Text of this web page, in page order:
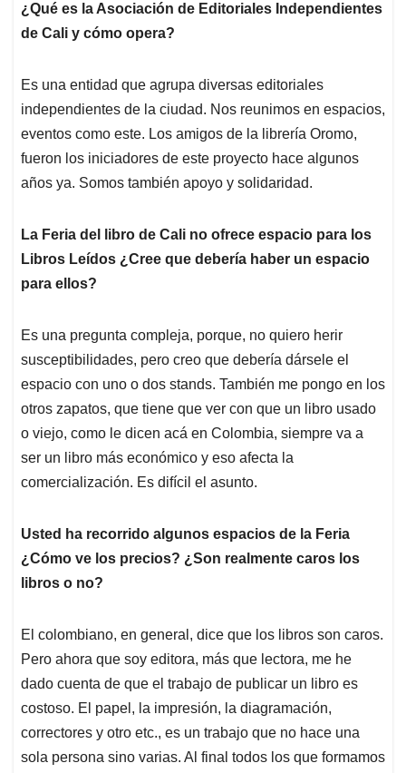
¿Qué es la Asociación de Editoriales Independientes
de Cali y cómo opera?
Es una entidad que agrupa diversas editoriales
independientes de la ciudad. Nos reunimos en espacios,
eventos como este. Los amigos de la librería Oromo,
fueron los iniciadores de este proyecto hace algunos
años ya. Somos también apoyo y solidaridad.
La Feria del libro de Cali no ofrece espacio para los
Libros Leídos ¿Cree que debería haber un espacio
para ellos?
Es una pregunta compleja, porque, no quiero herir
susceptibilidades, pero creo que debería dársele el
espacio con uno o dos stands. También me pongo en los
otros zapatos, que tiene que ver con que un libro usado
o viejo, como le dicen acá en Colombia, siempre va a
ser un libro más económico y eso afecta la
comercialización. Es difícil el asunto.
Usted ha recorrido algunos espacios de la Feria
¿Cómo ve los precios? ¿Son realmente caros los
libros o no?
El colombiano, en general, dice que los libros son caros.
Pero ahora que soy editora, más que lectora, me he
dado cuenta de que el trabajo de publicar un libro es
costoso. El papel, la impresión, la diagramación,
correctores y otro etc., es un trabajo que no hace una
sola persona sino varias. Al final todos los que formamos